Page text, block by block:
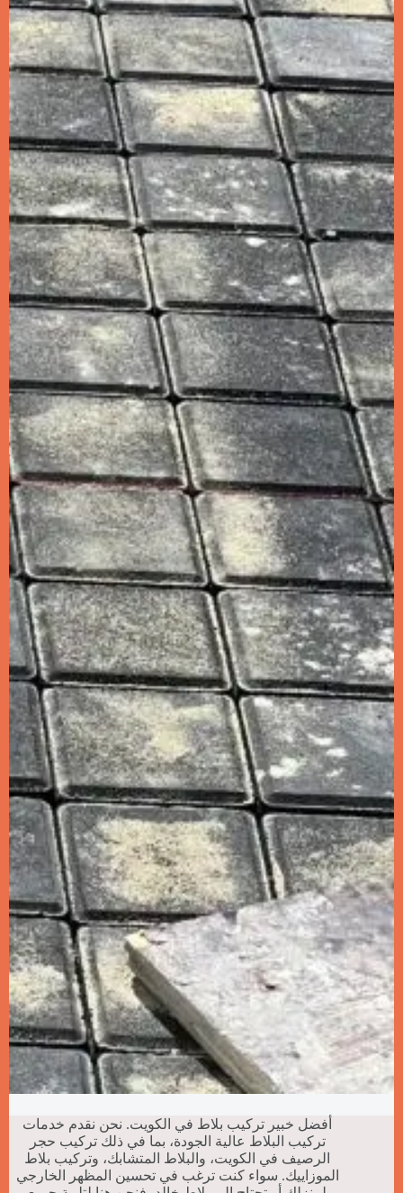
أفضل خبير تركيب بلاط في الكويت. نحن نقدم خدمات
تركيب البلاط عالية الجودة، بما في ذلك تركيب حجر
الرصيف في الكويت، والبلاط المتشابك، وتركيب بلاط
الموزاييك. سواء كنت ترغب في تحسين المظهر الخارجي